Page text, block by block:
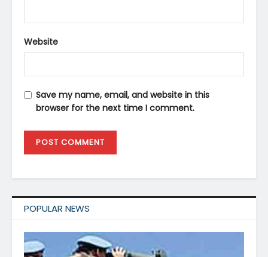
Website
Save my name, email, and website in this
browser for the next time I comment.
POPULAR NEWS